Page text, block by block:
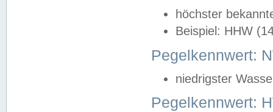
höchster
Beispiel: HHW
Pegelkennwert:
niedrigster
Pegelkennwert: